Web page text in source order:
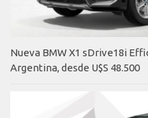
Nueva BMW X1 sDrive18i
Argentina, desde U$S 48.500